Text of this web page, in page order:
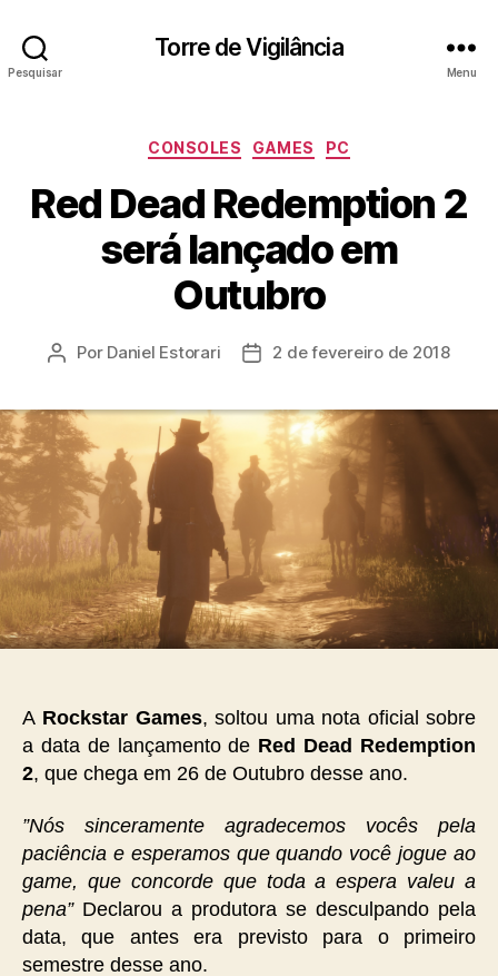
Pesquisar
Torre de Vigilância
Menu
Categorias
CONSOLES GAMES PC
Red Dead Redemption 2
será lançado em
Outubro
Autor
Por Daniel Estorari
Data2 de fevereiro de 2018
A Rockstar Games, soltou uma nota oficial sobre
a data de lançamento de Red Dead Redemption
2, que chega em 26 de Outubro desse ano.
”Nós sinceramente agradecemos vocês pela
paciência e esperamos que quando você jogue ao
game, que concorde que toda a espera valeu a
pena” Declarou a produtora se desculpando pela
data, que antes era previsto para o primeiro
semestre desse ano.